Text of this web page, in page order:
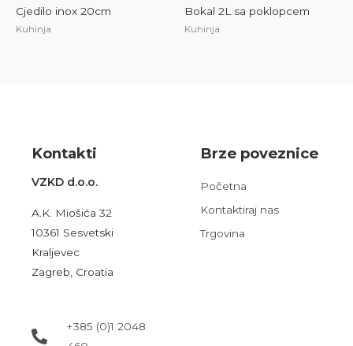
Cjedilo inox 20cm
Kuhinja
Bokal 2L sa poklopcem
Kuhinja
Kontakti
VZKD d.o.o.
A.K. Miošića 32
10361 Sesvetski
Kraljevec
Zagreb, Croatia
+385 (0)1 2048
Brze poveznice
Početna
Kontaktiraj nas
Trgovina